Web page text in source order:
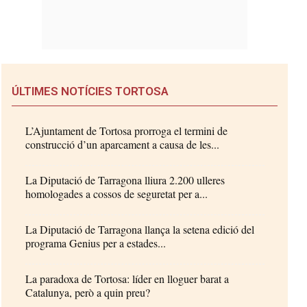
ÚLTIMES NOTÍCIES TORTOSA
L’Ajuntament de Tortosa prorroga el termini de
construcció d’un aparcament a causa de les...
La Diputació de Tarragona lliura 2.200 ulleres
homologades a cossos de seguretat per a...
La Diputació de Tarragona llança la setena edició del
programa Genius per a estades...
La paradoxa de Tortosa: líder en lloguer barat a
Catalunya, però a quin preu?